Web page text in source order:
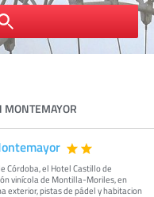
MONTEMAYOR
Córdoba, el Hotel Castillo de
vinícola de Montilla-Moriles, en
exterior, pistas de pádel y habitacion